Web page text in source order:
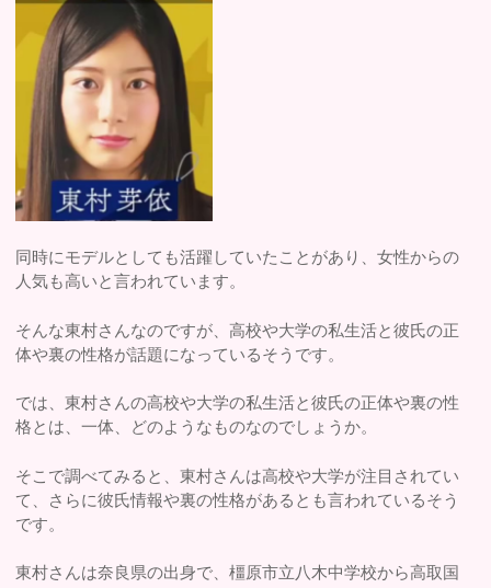
同時にモデルとしても活躍していたことがあり、女性からの
人気も高いと言われています。
そんな東村さんなのですが、高校や大学の私生活と彼氏の正
体や裏の性格が話題になっているそうです。
では、東村さんの高校や大学の私生活と彼氏の正体や裏の性
格とは、一体、どのようなものなのでしょうか。
そこで調べてみると、東村さんは高校や大学が注目されてい
て、さらに彼氏情報や裏の性格があるとも言われているそう
です。
東村さんは奈良県の出身で、橿原市立八木中学校から高取国